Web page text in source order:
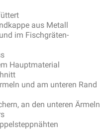
aus Metall
im Fischgräten-
Hauptmaterial
und am unteren Rand
an den unteren Ärmeln